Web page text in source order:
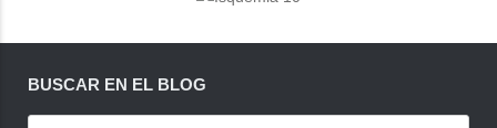
BUSCAR EN EL BLOG